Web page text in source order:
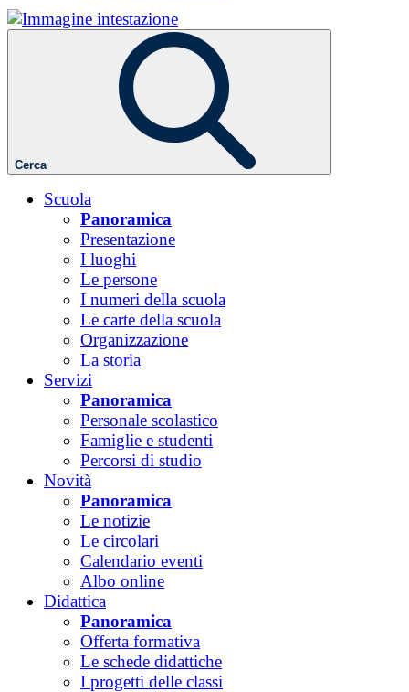
Cerca
Scuola
Panoramica
Presentazione
I luoghi
Le persone
I numeri della scuola
Le carte della scuola
Organizzazione
La storia
Servizi
Panoramica
Personale scolastico
Famiglie e studenti
Percorsi di studio
Novità
Panoramica
Le notizie
Le circolari
Calendario eventi
Albo online
Didattica
Panoramica
Offerta formativa
Le schede didattiche
I progetti delle classi